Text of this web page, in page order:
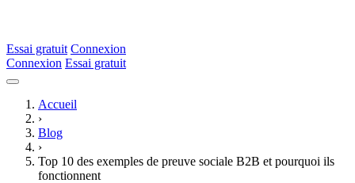
Essai gratuit Connexion
Connexion Essai gratuit
Accueil
›
Blog
›
Top 10 des exemples de preuve sociale B2B et pourquoi ils
fonctionnent